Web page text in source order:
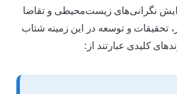
نگرانی‌های زیست‌محیطی و تقاضا
تحقیقات و توسعه در این زمینه شتاب
کلیدی عبارتند از: